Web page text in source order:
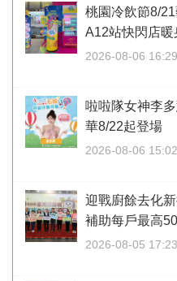
桃園冷飲節8/
A12站快閃店
2026-08-06 16:29
啦啦隊女神李
華8/22起登場
2026-08-06 15:02
迎戰廚餘去化
補助每戶最高
2026-08-05 17:23